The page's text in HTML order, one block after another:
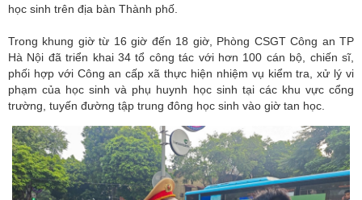
học sinh trên địa bàn Thành phố.
Trong khung giờ từ 16 giờ đến 18 giờ, Phòng CSGT Công an TP
Hà Nội đã triển khai 34 tổ công tác với hơn 100 cán bộ, chiến sĩ,
phối hợp với Công an cấp xã thực hiện nhiệm vụ kiểm tra, xử lý vi
phạm của học sinh và phụ huynh học sinh tại các khu vực cổng
trường, tuyến đường tập trung đông học sinh vào giờ tan học.